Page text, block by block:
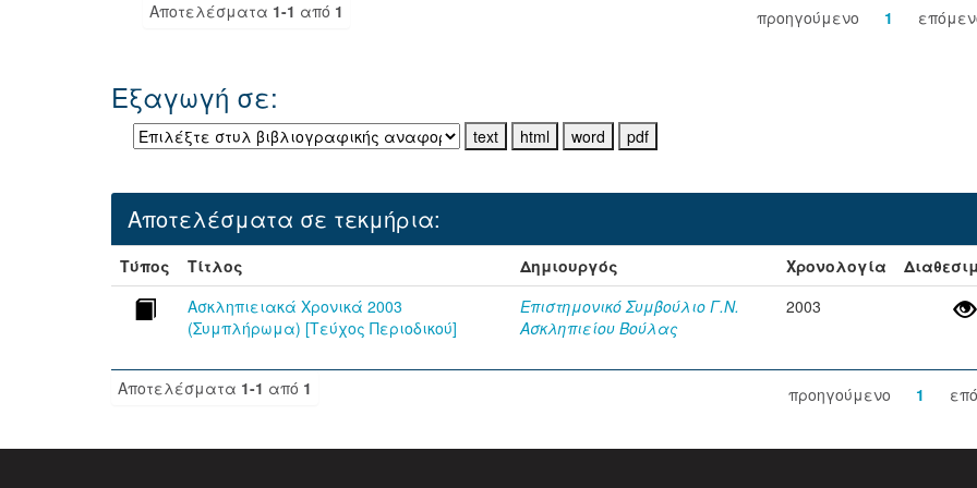
Αποτελέσματα 1-1 από 1 προηγούμενο 1
Εξαγωγή σε:
Αποτελέσματα σε τεκμήρια:
Τύπος Τίτλος Δημιουργός Χρονολογία
Ασκληπιειακά Χρονικά 2003
(Συμπλήρωμα) [Τεύχος Περιοδικού]
Επιστημονικό Συμβούλιο Γ.Ν.
Ασκληπιείου Βούλας
2003
Αποτελέσματα 1-1 από 1 προηγούμενο 1